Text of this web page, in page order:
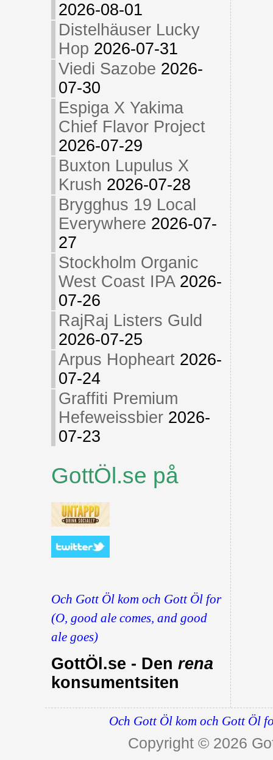
2026-08-01
Distelhäuser Lucky
Hop 2026-07-31
Viedi Sazobe 2026-
07-30
Espiga X Yakima
Chief Flavor Project
2026-07-29
Buxton Lupulus X
Krush 2026-07-28
Brygghus 19 Local
Everywhere 2026-07-
27
Stockholm Organic
West Coast IPA 2026-
07-26
RajRaj Listers Guld
2026-07-25
Arpus Hopheart 2026-
07-24
Graffiti Premium
Hefeweissbier 2026-
07-23
GottÖl.se på
Och Gott Öl kom och Gott Öl for
(O, good ale comes, and good
ale goes)
GottÖl.se - Den rena
konsumentsiten
Och Gott Öl kom och Gott Öl
Copyright © 2026